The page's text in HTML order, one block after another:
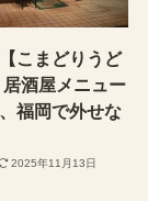
こまどりうど
酒屋メニュー
福岡で外せな
2025年11月13日